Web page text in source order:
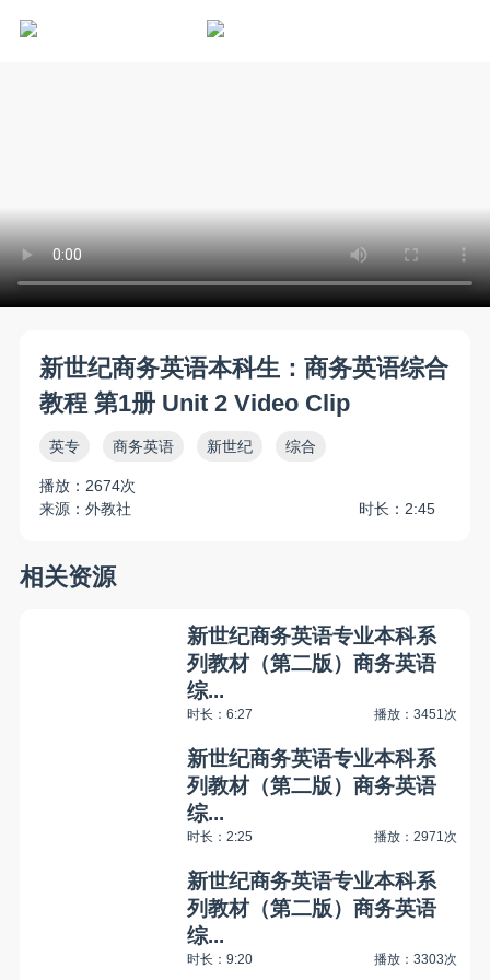
新世纪商务英语本科生：商务英语综合
教程 第1册 Unit 2 Video Clip
英专 商务英语 新世纪 综合
播放：2674次
来源：外教社
时长：2:45
相关资源
新世纪商务英语专业本科系
列教材（第二版）商务英语
综...
时长：6:27 播放：3451次
新世纪商务英语专业本科系
列教材（第二版）商务英语
综...
时长：2:25 播放：2971次
新世纪商务英语专业本科系
列教材（第二版）商务英语
综...
时长：9:20 播放：3303次